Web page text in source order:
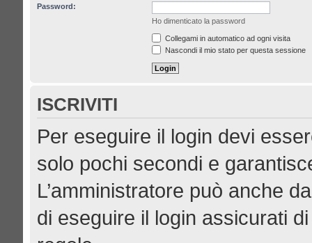
Password:
Ho dimenticato la password
Collegami in automatico ad ogni visita
Nascondi il mio stato per questa sessione
ISCRIVITI
Per eseguire il login devi
solo pochi secondi e
L’amministratore può anche
di eseguire il login assicurati